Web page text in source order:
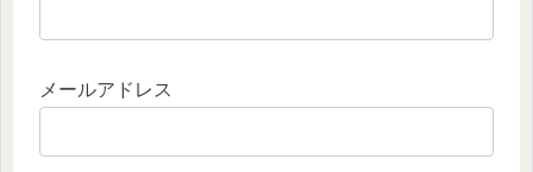
メールアドレス